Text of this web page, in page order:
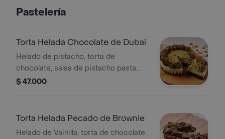
Pastelería
Torta Helada Chocolate de Dubai
Helado de pistacho, torta de
chocolate, salsa de pistacho pasta
kadayif y trozos de pistacho. 10
$ 47.000
Torta Helada Pecado de Brownie
Helado de Vainilla, torta de chocolate